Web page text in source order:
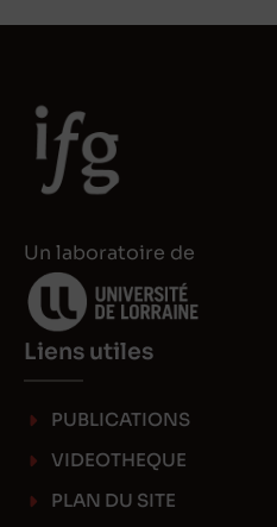
Un laboratoire de
Liens utiles
PUBLICATIONS
VIDEOTHEQUE
PLAN DU SITE